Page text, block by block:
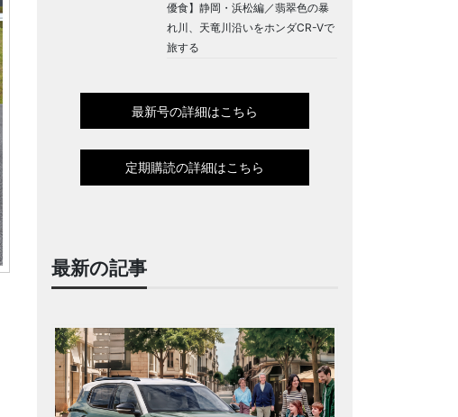
優食】静岡・浜松編／翡翠色の暴
れ川、天竜川沿いをホンダCR-Vで
旅する
最新号の詳細はこちら
定期購読の詳細はこちら
最新の記事